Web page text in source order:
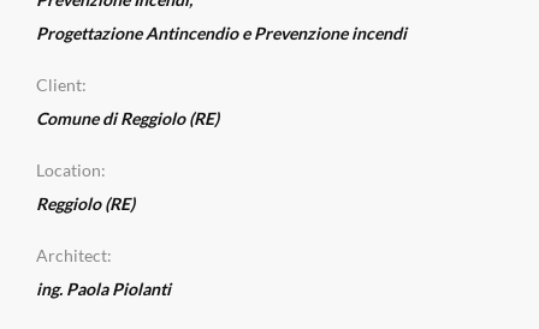
Progettazione Antincendio e Prevenzione incendi
Client:
Comune di Reggiolo (RE)
Location:
Reggiolo (RE)
Architect:
ing. Paola Piolanti